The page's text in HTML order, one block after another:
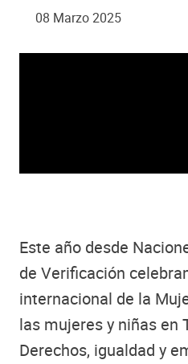
08 Marzo 2025
Este año desde
de Verificación
internacional de la
las mujeres y niñas en
Derechos, igualdad y